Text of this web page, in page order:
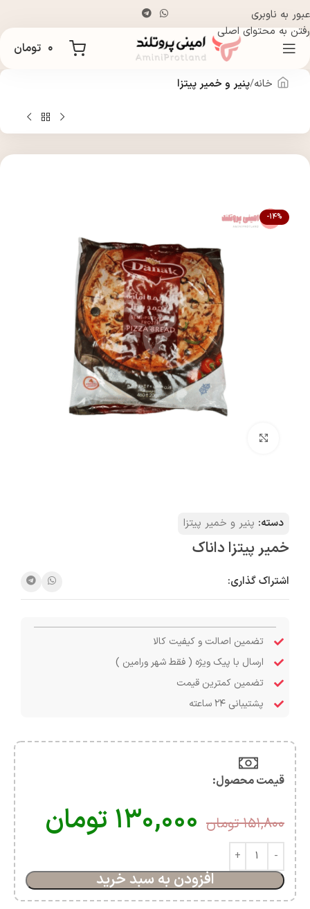
عبور به ناوبری
رفتن به محتوای اصلی
۰ تومان
خانه پنیر و خمیر پیتزا
-14%
دسته: پنیر و خمیر پیتزا
خمیر پیتزا داناک
اشتراک گذاری:
تضمین اصالت و کیفیت کالا
ارسال با پیک ویژه ( فقط شهر ورامین )
تضمین کمترین قیمت
پشتیبانی ۲۴ ساعته
قیمت محصول:​
۱۵۱,۸۰۰ تومان ۱۳۰,۰۰۰ تومان
افزودن به سبد خرید